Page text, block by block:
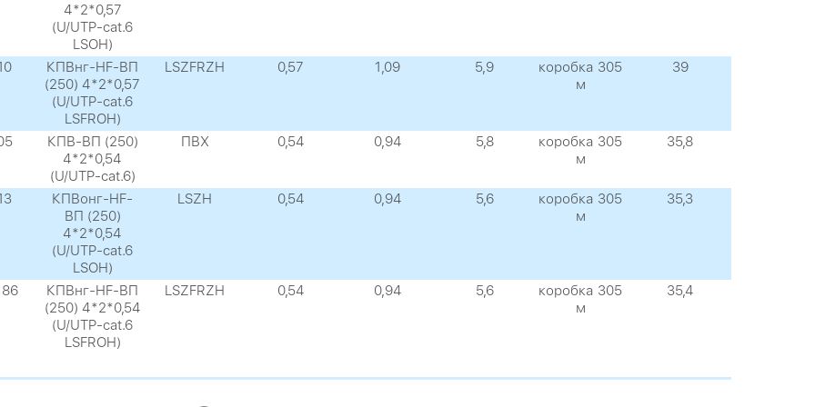
4*2*0,57
(U/UTP-cat.6
LSOH)
КПВнг-HF-ВП
(250) 4*2*0,57
(U/UTP-cat.6
LSFROH)
LSZFRZH 0,57 1,09 5,9
коробка 305
м
39
КПВ-ВП (250)
4*2*0,54
(U/UTP-cat.6)
ПВХ 0,54 0,94 5,8
коробка 305
м
35,8
КПВонг-HF-
ВП (250)
4*2*0,54
(U/UTP-cat.6
LSOH)
LSZH 0,54 0,94 5,6
коробка 305
м
35,3
КПВнг-HF-ВП
(250) 4*2*0,54
(U/UTP-cat.6
LSFROH)
LSZFRZH 0,54 0,94 5,6
коробка 305
м
35,4